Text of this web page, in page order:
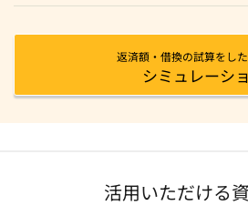
返済額・借換の試算をし
シミュレーシ
活用いただける